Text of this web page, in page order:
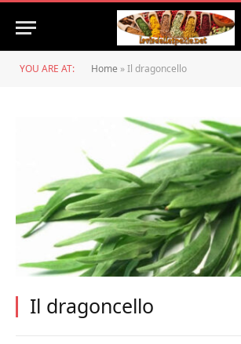
YOU ARE AT: Home »Il dragoncello
Il dragoncello